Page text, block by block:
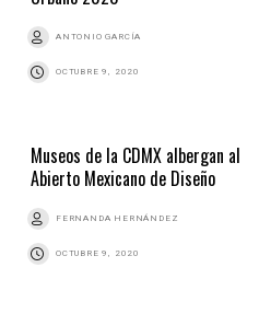
ANTONIO GARCÍA
OCTUBRE 9, 2020
Museos de la CDMX albergan al
Abierto Mexicano de Diseño
FERNANDA HERNÁNDEZ
OCTUBRE 9, 2020